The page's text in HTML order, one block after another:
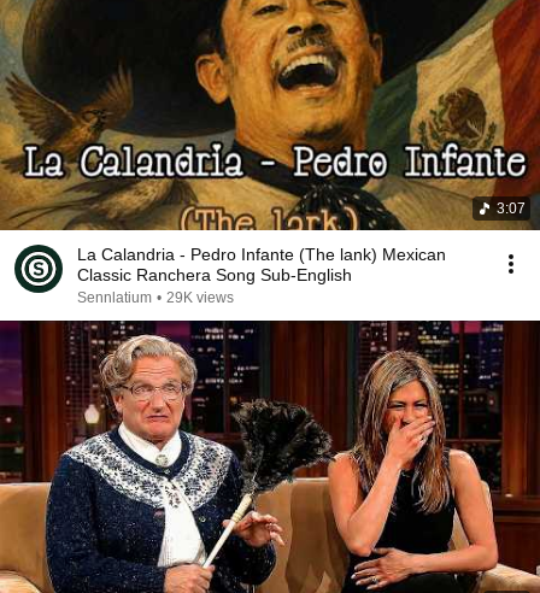
3:07
La Calandria - Pedro Infante (The lank) Mexican
Classic Ranchera Song Sub-English
Sennlatium • 29K views